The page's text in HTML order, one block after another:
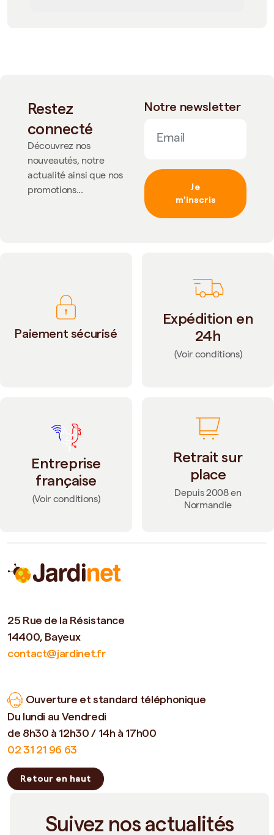
Restez
connecté
Découvrez nos
nouveautés, notre
actualité ainsi que nos
promotions...
Notre newsletter
Je
m'inscris
Paiement sécurisé
Expédition en
24h
(Voir conditions)
Entreprise
française
(Voir conditions)
Retrait sur
place
Depuis 2008 en
Normandie
25 Rue de la Résistance
14400, Bayeux
contact@jardinet.fr
Ouverture et standard téléphonique
Du lundi au Vendredi
de 8h30 à 12h30 / 14h à 17h00
02 31 21 96 63
Retour en haut
Suivez nos actualités